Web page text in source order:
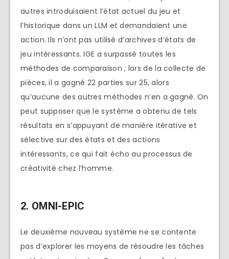
autres introduisaient l’état actuel du jeu et
l’historique dans un LLM et demandaient une
action. Ils n’ont pas utilisé d’archives d’états de
jeu intéressants. IGE a surpassé toutes les
méthodes de comparaison ; lors de la collecte de
pièces, il a gagné 22 parties sur 25, alors
qu’aucune des autres méthodes n’en a gagné. On
peut supposer que le système a obtenu de tels
résultats en s’appuyant de manière itérative et
sélective sur des états et des actions
intéressants, ce qui fait écho au processus de
créativité chez l’homme.
2. OMNI-EPIC
Le deuxième nouveau système ne se contente
pas d’explorer les moyens de résoudre les tâches